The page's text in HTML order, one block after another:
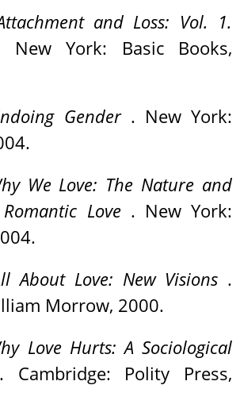
and Loss: Vol. 1.
New York: Basic Books,
Gender . New York:
We Love: The Nature and
Love . New York:
About Love: New Visions .
Morrow, 2000.
Love Hurts: A Sociological
. Cambridge: Polity Press,